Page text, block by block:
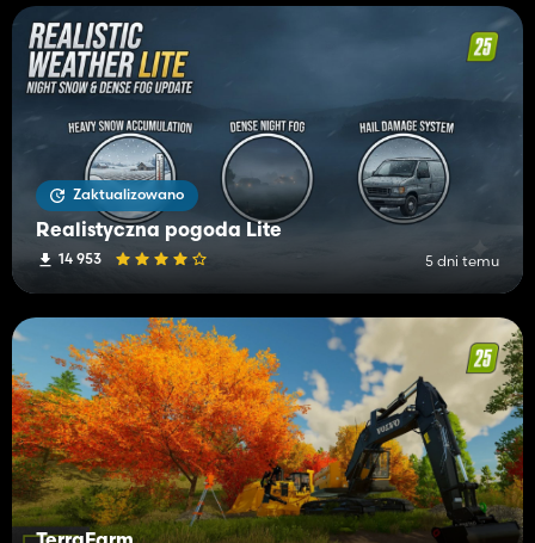
Zaktualizowano
Realistyczna pogoda Lite
14 953 5 dni temu